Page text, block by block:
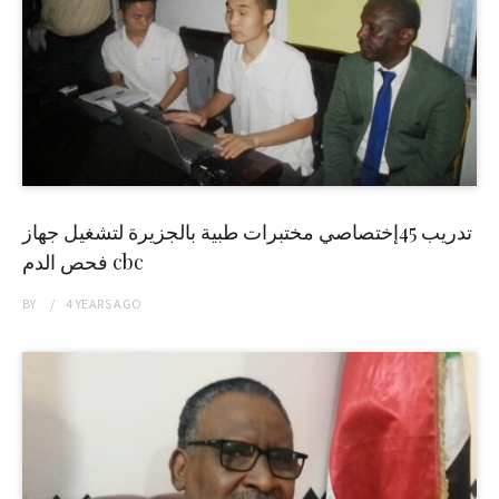
تدريب 45إختصاصي مختبرات طبية بالجزيرة لتشغيل جهاز
فحص الدم cbc
BY 4 YEARSAGO